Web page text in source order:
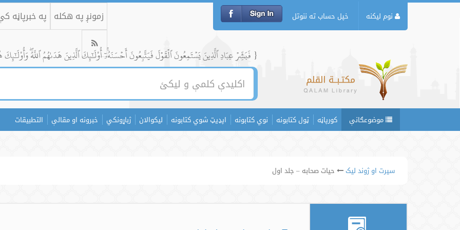
نوم لیکنه خپل حساب ته ننوتل زمونږ په هکله په خبرپاڼه
{ فَبَشِّرۡ عِبَادِ ٱلَّذِينَ يَسۡتَمِعُونَ ٱلۡقَوۡلَ فَيَتَّبِعُونَ أَحۡسَنَهُۥٓۚ أُوْلَٰٓئِكَ ٱلَّذِينَ هَدَىٰهُمُ ٱللَّهُۖ وَأُوْلَٰٓئِكَ
موضوعګانې کورپاڼه ټول کتابونه نوي کتابونه اپډیټ شوي کتابونه لیکوالان ژباړونکي خبرونه او مقالې التطبيقات
سیرت او ژوند لیک حیات صحابه – جلد اول